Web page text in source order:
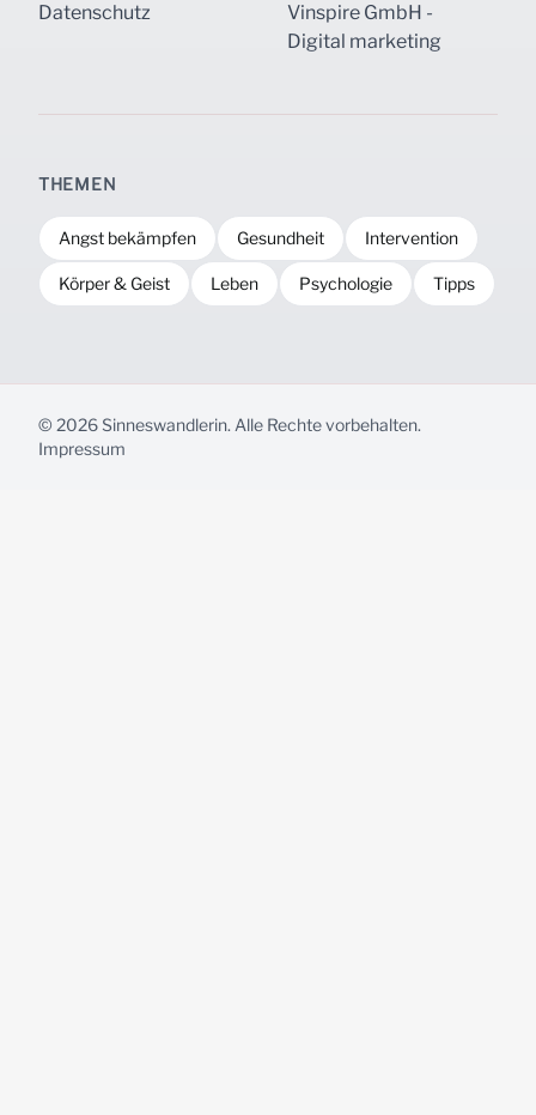
Datenschutz
Vinspire GmbH -
Digital marketing
THEMEN
Angst bekämpfen Gesundheit Intervention
Körper & Geist Leben Psychologie Tipps
© 2026 Sinneswandlerin. Alle Rechte vorbehalten.
Impressum